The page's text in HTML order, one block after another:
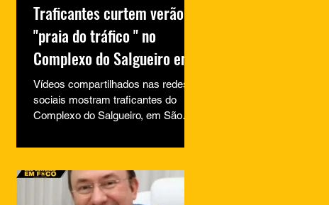
Traficantes curtem verão na
"praia do tráfico " no
Complexo do Salgueiro em
São Gonçalo
Vídeos compartilhados nas redes
sociais mostram traficantes do
Complexo do Salgueiro, em São
de lazer na...